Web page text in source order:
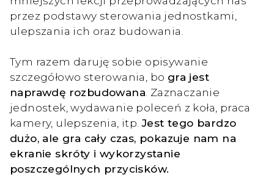
przez podstawy sterowania jednostkami,
ulepszania ich oraz budowania.
Tym razem daruję sobie opisywanie
szczegółowo sterowania, bo gra jest
naprawdę rozbudowana . Zaznaczanie
jednostek, wydawanie poleceń z koła, praca
kamery, ulepszenia, itp.Jest tego bardzo
dużo, ale gra cały czas, pokazuje nam na
ekranie skróty i wykorzystanie
poszczególnych przycisków.